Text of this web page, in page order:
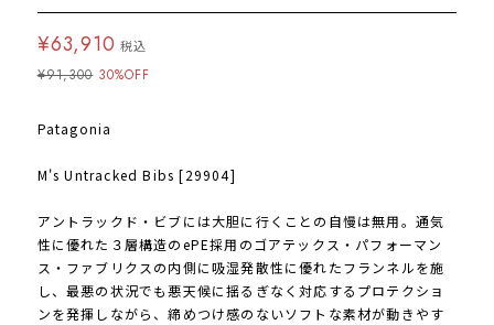
¥63,910 税込
¥91,300 30%OFF
Patagonia
M's Untracked Bibs [29904]
アントラックド・ビブには大胆に行くことの自慢は無用。通気
性に優れた３層構造のePE採用のゴアテックス・パフォーマン
ス・ファブリクスの内側に吸湿発散性に優れたフランネルを施
し、最悪の状況でも悪天候に揺るぎなく対応するプロテクショ
ンを発揮しながら、締めつけ感のないソフトな素材が動きやす